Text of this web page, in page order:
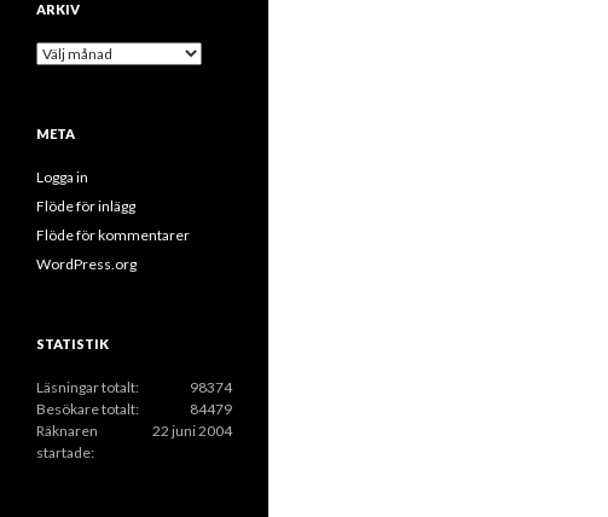
g
ARKIV
A
v
META
Logga in
Flöde för inlägg
Flöde för kommentarer
WordPress.org
STATISTIK
98374
Läsningar totalt:
84479
Besökare totalt:
22 juni 2004
Räknaren
startade: